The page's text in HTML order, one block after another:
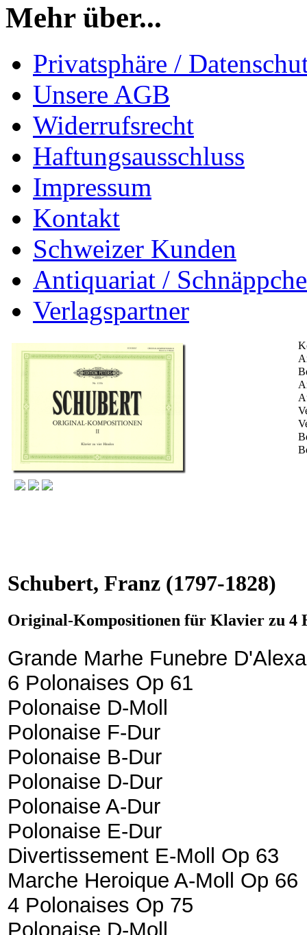
Mehr über...
Privatsphäre /
Unsere AGB
Widerrufsrecht
Haftungsausschluss
Impressum
Kontakt
Schweizer Kunden
Antiquariat /
Verlagspartner
Schubert, Franz (1797-1828)
Original-Kompositionen für Klavier zu 4
Grande Marhe Funebre
6 Polonaises Op 61
Polonaise D-Moll
Polonaise F-Dur
Polonaise B-Dur
Polonaise D-Dur
Polonaise A-Dur
Polonaise E-Dur
Divertissement E-Moll Op 63
Marche Heroique A-Moll Op 66
4 Polonaises Op 75
Polonaise D-Moll